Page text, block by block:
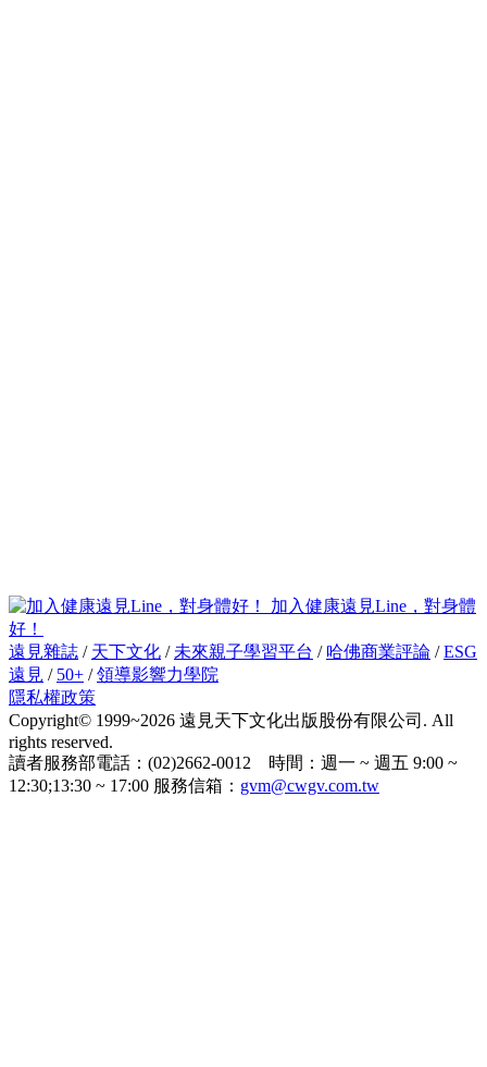
加入健康遠見Line，對身體
好！
遠見雜誌 / 天下文化 / 未來親子學習平台 / 哈佛商業評論 /ESG
遠見 / 50+ /領導影響力學院
隱私權政策
Copyright© 1999~2026 遠見天下文化出版股份有限公司. All
rights reserved.
讀者服務部電話：(02)2662-0012 時間：週一 ~ 週五 9:00 ~
12:30;13:30 ~ 17:00 服務信箱： gvm@cwgv.com.tw